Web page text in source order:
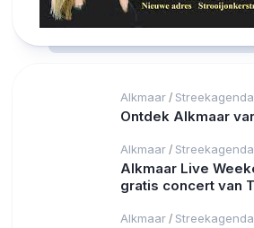
Alkmaar / Streekagenda
Ontdek Alkmaar
Alkmaar / Streekagenda
Alkmaar Live
gratis concert van
Alkmaar / Streekagenda